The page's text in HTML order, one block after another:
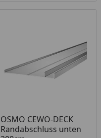
OSMO CEWO-DECK
Randabschluss unten